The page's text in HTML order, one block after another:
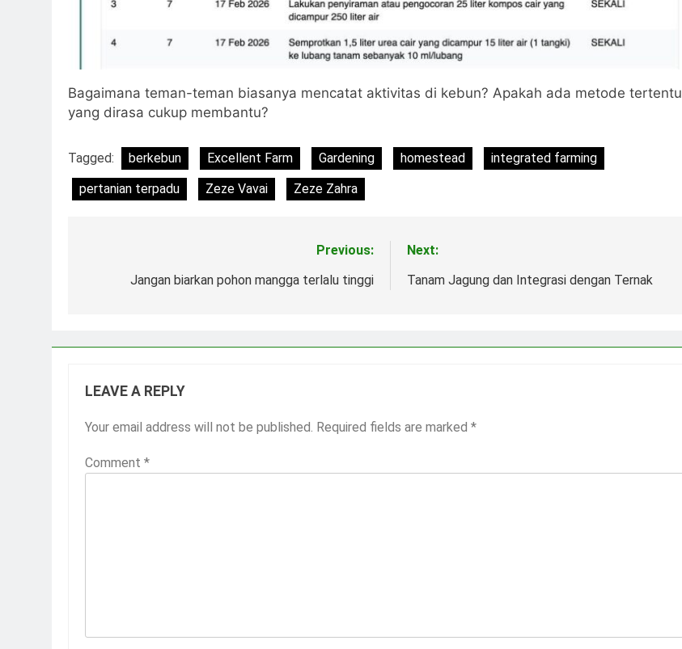
Bagaimana teman-teman biasanya mencatat aktivitas di kebun? Apakah ada metode tertentu
yang dirasa cukup membantu?
Tagged: berkebun Excellent Farm Gardening homestead
integrated farming
pertanian terpadu
Zeze Vavai Zeze Zahra
navigation
Previous:
Jangan biarkan pohon mangga terlalu tinggi
Next:
Tanam Jagung dan Integrasi dengan Ternak
LEAVE A REPLY
Your email address will not be published. Required fields are marked *
Comment *